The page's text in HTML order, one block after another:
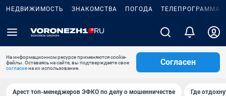
НЕДВИЖИМОСТЬ ЗНАКОМСТВА ПОГОДА ТЕЛЕПРОГРАММА
На информационном ресурсе применяются cookie-
файлы. Оставаясь на сайте, вы подтверждаете свое
согласиена их использование.
Согласен
Арест топ-менеджеров ЭФКО по делу о мошенничестве Где